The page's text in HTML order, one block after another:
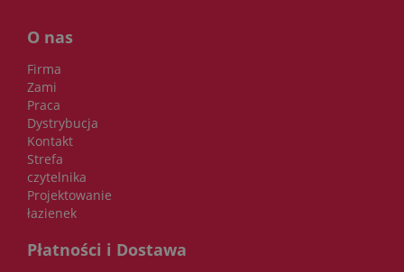
O nas
Firma
Zami
Praca
Dystrybucja
Kontakt
Strefa
czytelnika
Projektowanie
łazienek
Płatności i Dostawa